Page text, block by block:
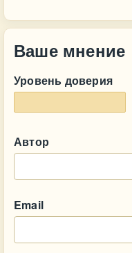
Ваше мнение
Уровень доверия
Автор
Email